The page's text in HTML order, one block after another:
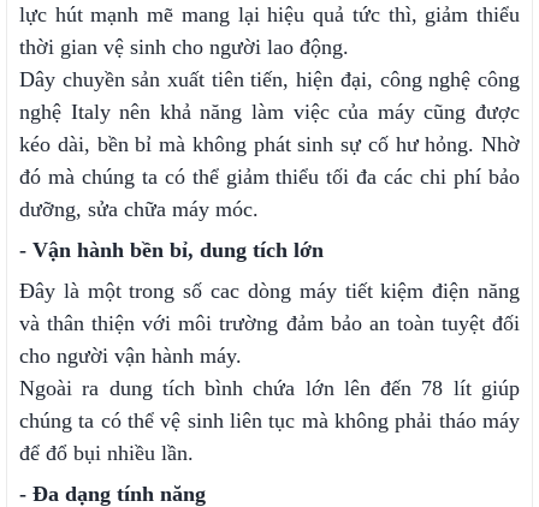
lực hút mạnh mẽ mang lại hiệu quả tức thì, giảm thiểu
thời gian vệ sinh cho người lao động.
Dây chuyền sản xuất tiên tiến, hiện đại, công nghệ công
nghệ Italy nên khả năng làm việc của máy cũng được
kéo dài, bền bỉ mà không phát sinh sự cố hư hỏng. Nhờ
đó mà chúng ta có thể giảm thiểu tối đa các chi phí bảo
dưỡng, sửa chữa máy móc.
- Vận hành bền bỉ, dung tích lớn
Đây là một trong số cac dòng máy tiết kiệm điện năng
và thân thiện với môi trường đảm bảo an toàn tuyệt đối
cho người vận hành máy.
Ngoài ra dung tích bình chứa lớn lên đến 78 lít giúp
chúng ta có thể vệ sinh liên tục mà không phải tháo máy
để đổ bụi nhiều lần.
- Đa dạng tính năng